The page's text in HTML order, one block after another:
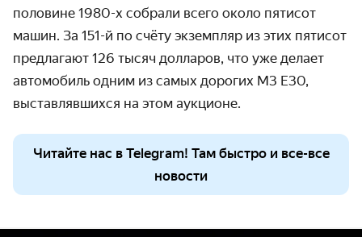
половине 1980-х собрали всего около пятисот
машин. За 151-й по счёту экземпляр из этих пятисот
предлагают 126 тысяч долларов, что уже делает
автомобиль одним из самых дорогих M3 E30,
выставлявшихся на этом аукционе.
Читайте нас в Telegram! Там быстро и все-все
новости